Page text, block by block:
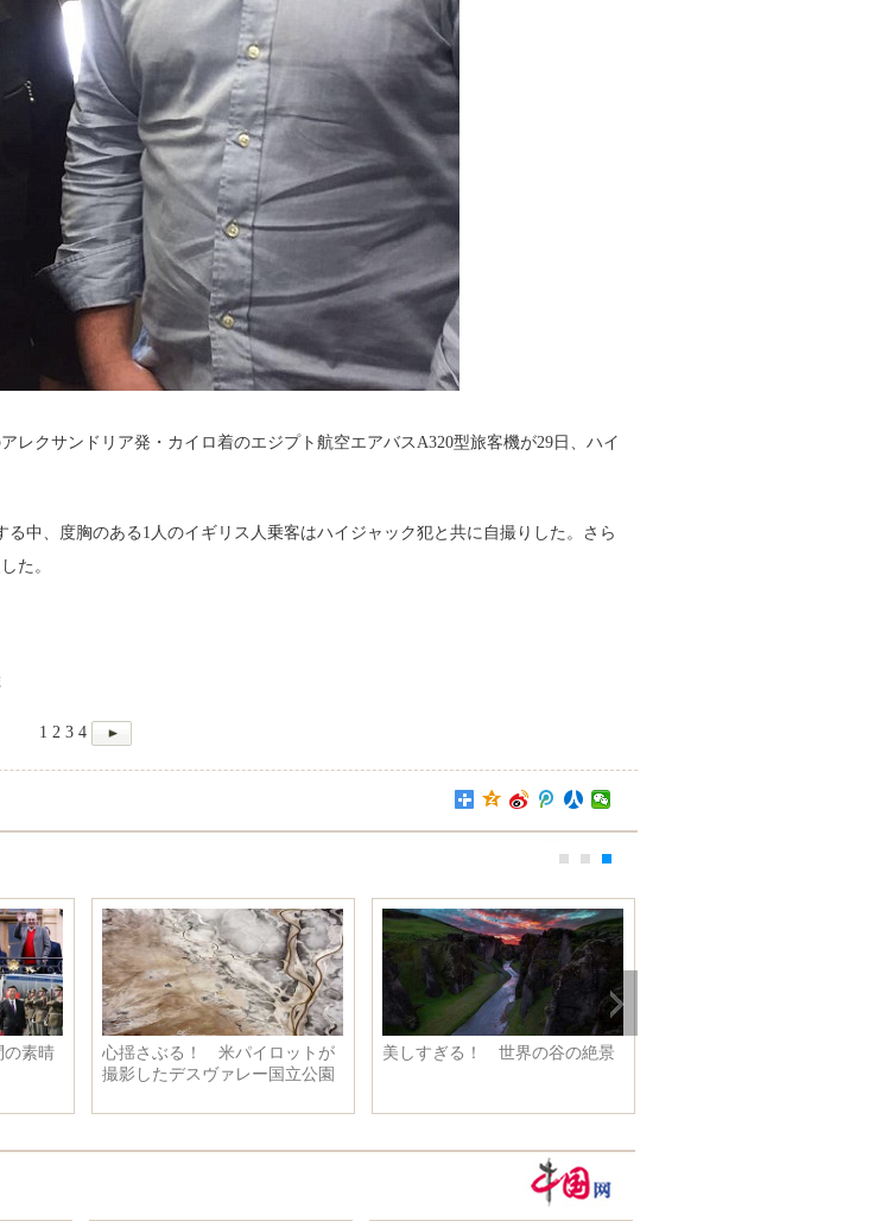
クサンドリア発・カイロ着のエジプト航空エアバスA320型旅客機が29日、ハイ
中、度胸のある1人のイギリス人乗客はハイジャック犯と共に自撮りした。さら
た。
1 2 3 4
の素晴
心揺さぶる！ 米パイロットが
撮影したデスヴァレー国立公園
美しすぎる！ 世界の谷の絶景